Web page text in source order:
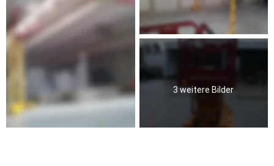
3 weitere Bilder